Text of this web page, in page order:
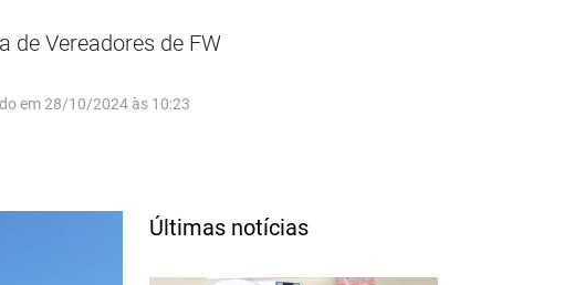
de Vereadores de FW
em 28/10/2024 às 10:23
Últimas notícias